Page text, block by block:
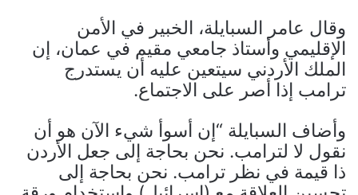
وقال عامر السبايلة، الخبير في الأمن
الإقليمي وأستاذ جامعي مقيم في عمان، إن
الملك الأردني سيتعين عليه أن يستدرج
ترامب إذا أصر على الاجتماع.
وأضاف السبايلة “إن أسوأ شيء الآن هو أن
نقول لا لترامب. نحن بحاجة إلى جعل الأردن
ذا قيمة في نظر ترامب. نحن بحاجة إلى